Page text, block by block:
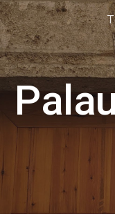
Skip to main content